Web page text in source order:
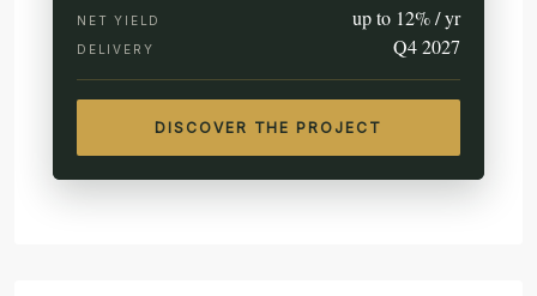
NET YIELD up to 12% / yr
DELIVERY Q4 2027
DISCOVER THE PROJECT